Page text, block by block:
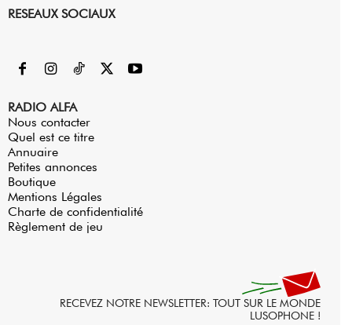
RESEAUX SOCIAUX
RADIO ALFA
Nous contacter
Quel est ce titre
Annuaire
Petites annonces
Boutique
Mentions Légales
Charte de confidentialité
Règlement de jeu
RECEVEZ NOTRE NEWSLETTER: TOUT SUR LE MONDE
LUSOPHONE !